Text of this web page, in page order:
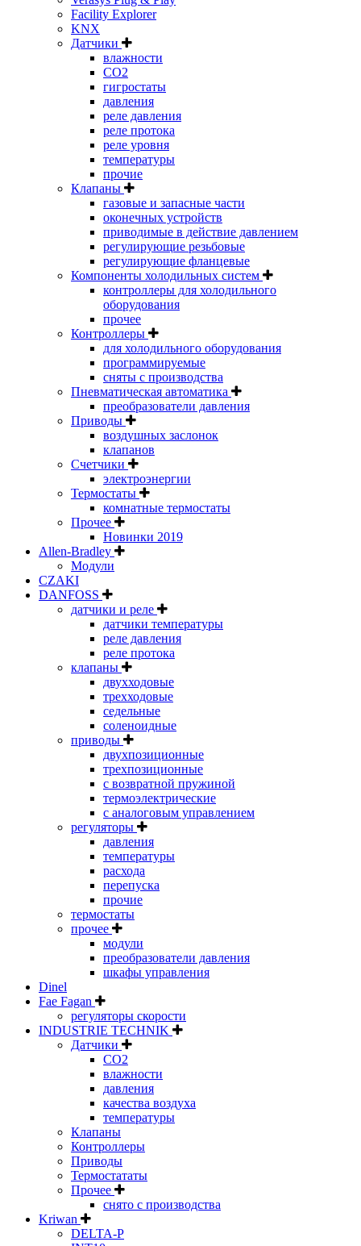
Facility Explorer
KNX
Датчики
влажности
CO2
гигростаты
давления
реле давления
реле протока
реле уровня
температуры
прочие
Клапаны
газовые и запасные части
оконечных устройств
приводимые в действие давлением
регулирующие резьбовые
регулирующие фланцевые
Компоненты холодильных систем
контроллеры для холодильного
оборудования
прочее
Контроллеры
для холодильного оборудования
программируемые
сняты с производства
Пневматическая автоматика
преобразователи давления
Приводы
воздушных заслонок
клапанов
Счетчики
электроэнергии
Термостаты
комнатные термостаты
Прочее
Новинки 2019
Allen-Bradley
Модули
CZAKI
DANFOSS
датчики и реле
датчики температуры
реле давления
реле протока
клапаны
двухходовые
трехходовые
седельные
соленоидные
приводы
двухпозиционные
трехпозиционные
с возвратной пружиной
термоэлектрические
с аналоговым управлением
регуляторы
давления
температуры
расхода
перепуска
прочие
термостаты
прочее
модули
преобразователи давления
шкафы управления
Dinel
Fae Fagan
регуляторы скорости
INDUSTRIE TECHNIK
Датчики
CO2
влажности
давления
качества воздуха
температуры
Клапаны
Контроллеры
Приводы
Термостататы
Прочее
снято с производства
Kriwan
DELTA-P